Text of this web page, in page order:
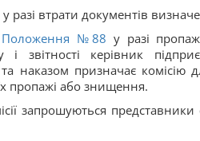
разі втрати документів
№88 у разі
і звітності керівник
наказом призначає комісію
пропажі або знищення.
запрошуються